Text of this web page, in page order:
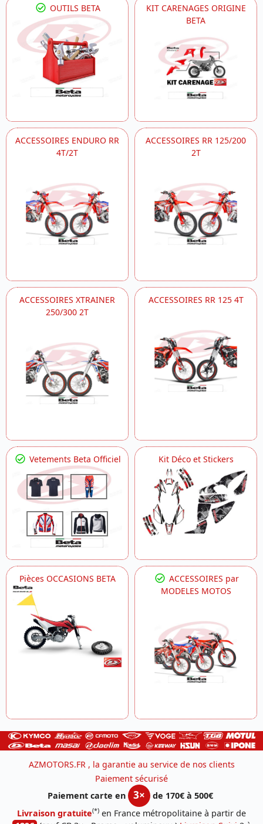
OUTILS BETA
KIT CARENAGES ORIGINE
BETA
ACCESSOIRES ENDURO RR
4T/2T
ACCESSOIRES RR 125/200
2T
ACCESSOIRES XTRAINER
250/300 2T
ACCESSOIRES RR 125 4T
Vetements Beta Officiel Kit Déco et Stickers
Pièces OCCASIONS BETA
ACCESSOIRES par
MODELES MOTOS
AZMOTORS.FR , la garantie au service de nos clients
Paiement sécurisé
Paiement carte en
3×
de 170€ à 500€
Livraison gratuite(*) en France métropolitaine à partir de